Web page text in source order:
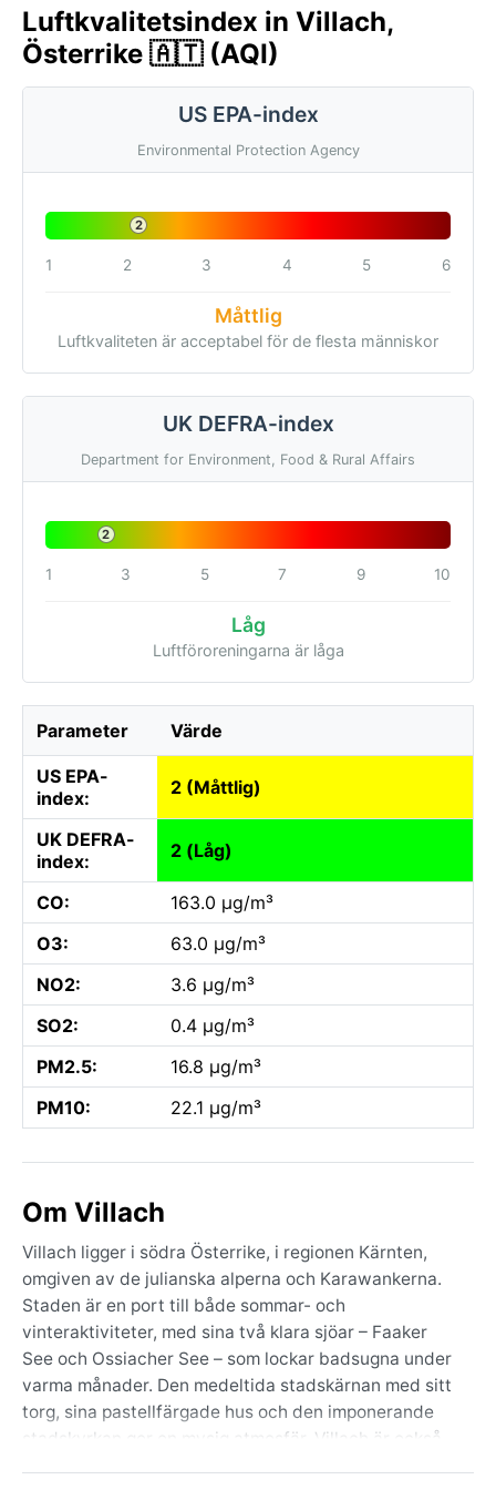
Luftkvalitetsindex in Villach,
Österrike 🇦🇹 (AQI)
US EPA-index
Environmental Protection Agency
2
1 2 3 4 5 6
Måttlig
Luftkvaliteten är acceptabel för de flesta människor
UK DEFRA-index
Department for Environment, Food & Rural Affairs
2
1 3 5 7 9 10
Låg
Luftföroreningarna är låga
Parameter Värde
US EPA-
index:
2 (Måttlig)
UK DEFRA-
index:
2 (Låg)
CO:
163.0 µg/m³
O3:
63.0 µg/m³
NO2:
3.6 µg/m³
SO2:
0.4 µg/m³
PM2.5:
16.8 µg/m³
PM10:
22.1 µg/m³
Om Villach
Villach ligger i södra Österrike, i regionen Kärnten,
omgiven av de julianska alperna och Karawankerna.
Staden är en port till både sommar- och
vinteraktiviteter, med sina två klara sjöar – Faaker
See och Ossiacher See – som lockar badsugna under
varma månader. Den medeltida stadskärnan med sitt
torg, sina pastellfärgade hus och den imponerande
stadskyrkan ger en mysig atmosfär. Villach är också